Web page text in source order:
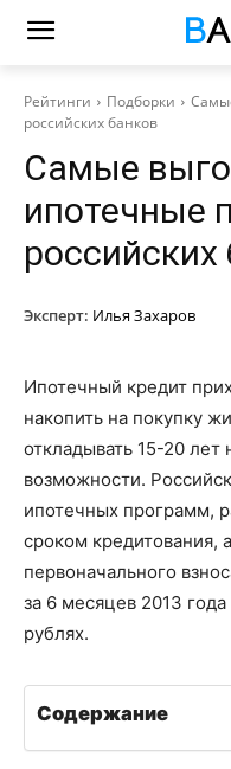
Рейтинги Подборки
российских банков
Самые
ипотечные
российских
Эксперт: Илья Захаров
Ипотечный кредит
накопить на покупку
откладывать 15-20
возможности.
ипотечных программ,
сроком кредитования,
первоначального
за 6 месяцев 2013
рублях.
Содержание